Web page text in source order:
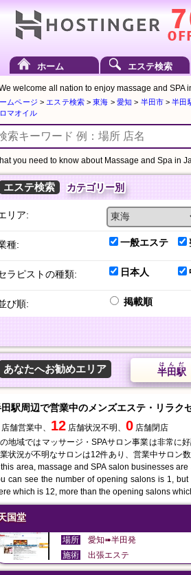
ホーム エステ検索
welcome all nation to enjoy massage and SPA
ムページ > エステ検索>東海 > 愛知 > 半田市>半田
マオイル
you need to know about Massage and Spa in
エステ検索 カテゴリー別
リア:
種: 一般エステ
ラピストの種類: 日本人
び順: 掲載順
あなたへお勧めエリア 半田駅
はんだ
駅周辺で営業中のメンズエステ・リラク
店舗営業中、 12 店舗状況不明、 0 店舗閉店
地域ではマッサージ・SPAサロン事業は非常に
状況が不明なサロンは12件あり、営業中サロン
this area, massage and SPA salon businesses
can see the number of opening salons is 1,
which is 12, more than the opening salons
国堂
場所 愛知➠半田発
施術 出張エステ